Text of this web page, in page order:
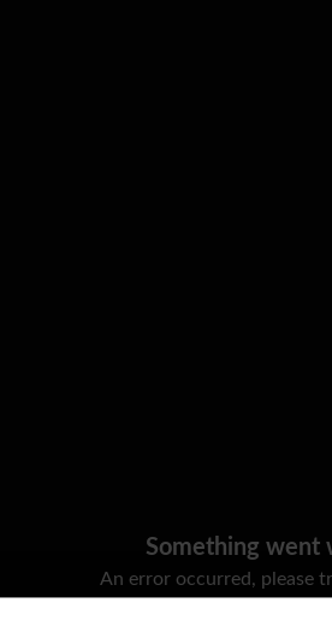
Something went
An error occurred, please